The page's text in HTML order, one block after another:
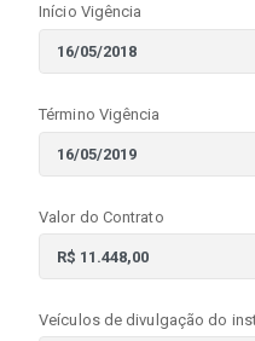
Início Vigência
Término Vigência
Valor do Contrato
Veículos de divulgação do